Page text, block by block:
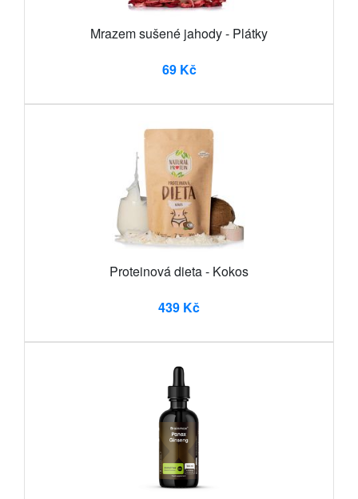
Mrazem sušené jahody - Plátky
69 Kč
Proteinová dieta - Kokos
439 Kč